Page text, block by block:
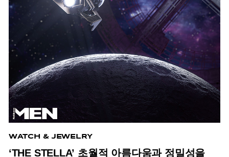
WATCH & JEWELRY
‘THE STELLA’ 초월적 아름다움과 정밀성을